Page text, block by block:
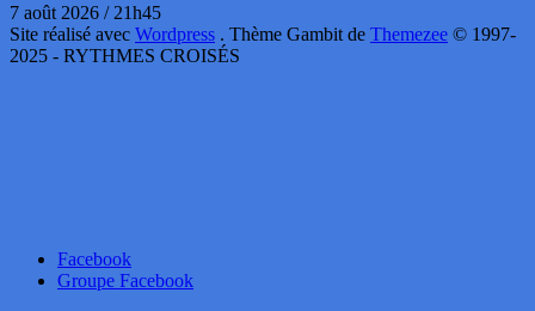
7 août 2026 / 21h45
Site réalisé avec Wordpress . Thème Gambit de Themezee © 1997-
2025 - RYTHMES CROISÉS
Facebook
Groupe Facebook